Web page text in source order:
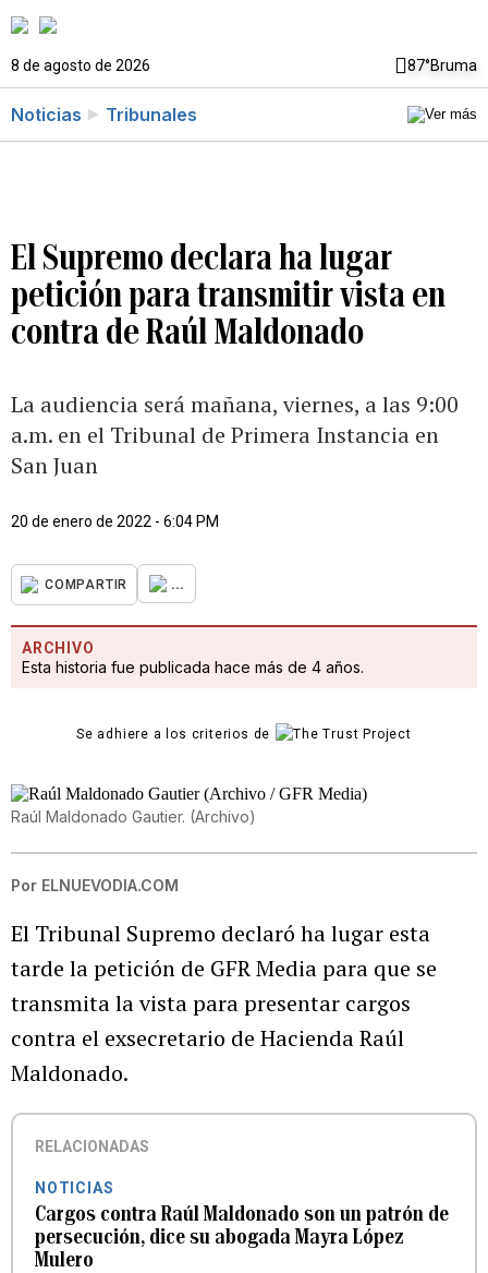
8 de agosto de 2026 87°Bruma
Noticias Tribunales
El Supremo declara ha lugar
petición para transmitir vista en
contra de Raúl Maldonado
La audiencia será mañana, viernes, a las 9:00
a.m. en el Tribunal de Primera Instancia en
San Juan
20 de enero de 2022 - 6:04 PM
COMPARTIR ...
ARCHIVO
Esta historia fue publicada hace más de 4 años.
Se adhiere a los criterios de
Raúl Maldonado Gautier. (Archivo)
Por ELNUEVODIA.COM
El Tribunal Supremo declaró ha lugar esta
tarde la petición de GFR Media para que se
transmita la vista para presentar cargos
contra el exsecretario de Hacienda Raúl
Maldonado.
RELACIONADAS
NOTICIAS
Cargos contra Raúl Maldonado son un patrón de
persecución, dice su abogada Mayra López
Mulero